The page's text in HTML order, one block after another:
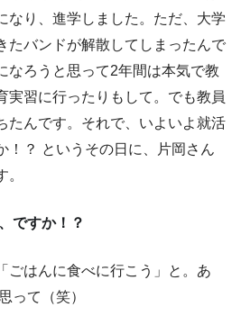
なり、進学しました。ただ、大学
たバンドが解散してしまったんで
なろうと思って2年間は本気で教
実習に行ったりもして。でも教員
たんです。それで、いよいよ就活
！？ というその日に、片岡さん
ですか！？
はんに食べに行こう」と。あ
って（笑）